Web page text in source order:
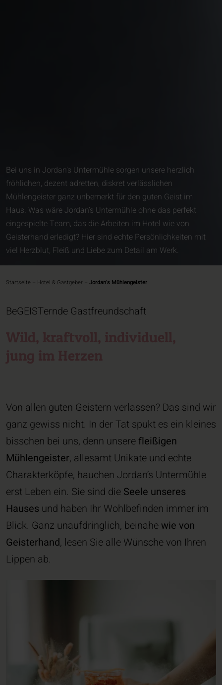
Bei uns in Jordan’s Untermühle sorgen unsere herzlich
fröhlichen, dezent adretten, diskret verlässlichen
Mühlengeister ganz unbemerkt für den guten Geist im
Haus. Was wäre Jordan’s Untermühle ohne das perfekt
eingespielte Team, das die Arbeiten im Hotel wie von
Geisterhand erledigt? Hier sind echte Persönlichkeiten mit
viel Herzblut, Fleiß und Liebe zum Detail am Werk.
Startseite Hotel & Gastgeber Jordan's Mühlengeister
BeGEISTernde Gastfreundschaft
Von allen guten Geistern verlassen? Das sind wir
ganz gewiss nicht. In der Tat spukt es ein kleines
bisschen bei uns, denn unsere fleißigen
Mühlengeister, allesamt Unikate und echte
Charakterköpfe, hauchen Jordan’s Untermühle
erst Leben ein. Sie sind die Seele unseres
Hauses und haben Ihr Wohlbefinden immer im
Blick. Ganz unaufdringlich, beinahe wie von
Geisterhand, lesen Sie alle Wünsche von Ihren
Lippen ab.